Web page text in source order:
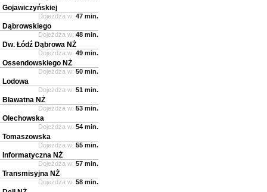
Gojawiczyńskiej
Dojeżdża w: 47 min.
Dąbrowskiego
Dojeżdża w: 48 min.
Dw. Łódź Dąbrowa NŻ
Dojeżdża w: 49 min.
Ossendowskiego NŻ
Dojeżdża w: 50 min.
Lodowa
Dojeżdża w: 51 min.
Bławatna NŻ
Dojeżdża w: 53 min.
Olechowska
Dojeżdża w: 54 min.
Tomaszowska
Dojeżdża w: 55 min.
Informatyczna NŻ
Dojeżdża w: 57 min.
Transmisyjna NŻ
Dojeżdża w: 58 min.